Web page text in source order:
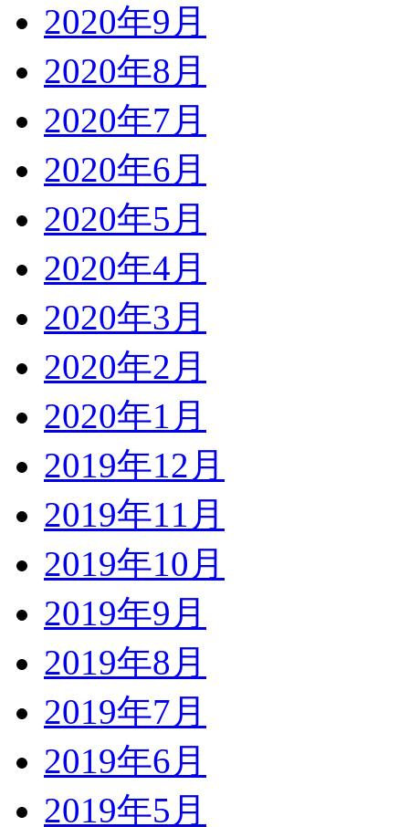
2020年9月
2020年8月
2020年7月
2020年6月
2020年5月
2020年4月
2020年3月
2020年2月
2020年1月
2019年12月
2019年11月
2019年10月
2019年9月
2019年8月
2019年7月
2019年6月
2019年5月